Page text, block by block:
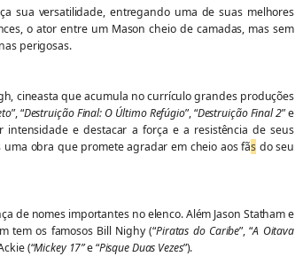
sua versatilidade, entregando uma de suas melhores
o ator entre um Mason cheio de camadas, mas sem
perigosas.
cineasta que acumula no currículo grandes produções
”, “Destruição Final: O Último Refúgio”, “Destruição Final 2” e
intensidade e destacar a força e a resistência de seus
obra que promete agradar em cheio aos fãs do seu
de nomes importantes no elenco. Além Jason Statham e
tem os famosos Bill Nighy (“Piratas do Caribe”, “A Oitava
(“Mickey 17”e “Pisque Duas Vezes”).